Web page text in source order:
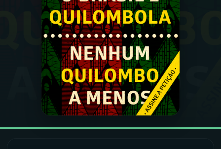
PROGRAMAS
PODCASTS
VIDEOCASTS
ÚLTIMAS